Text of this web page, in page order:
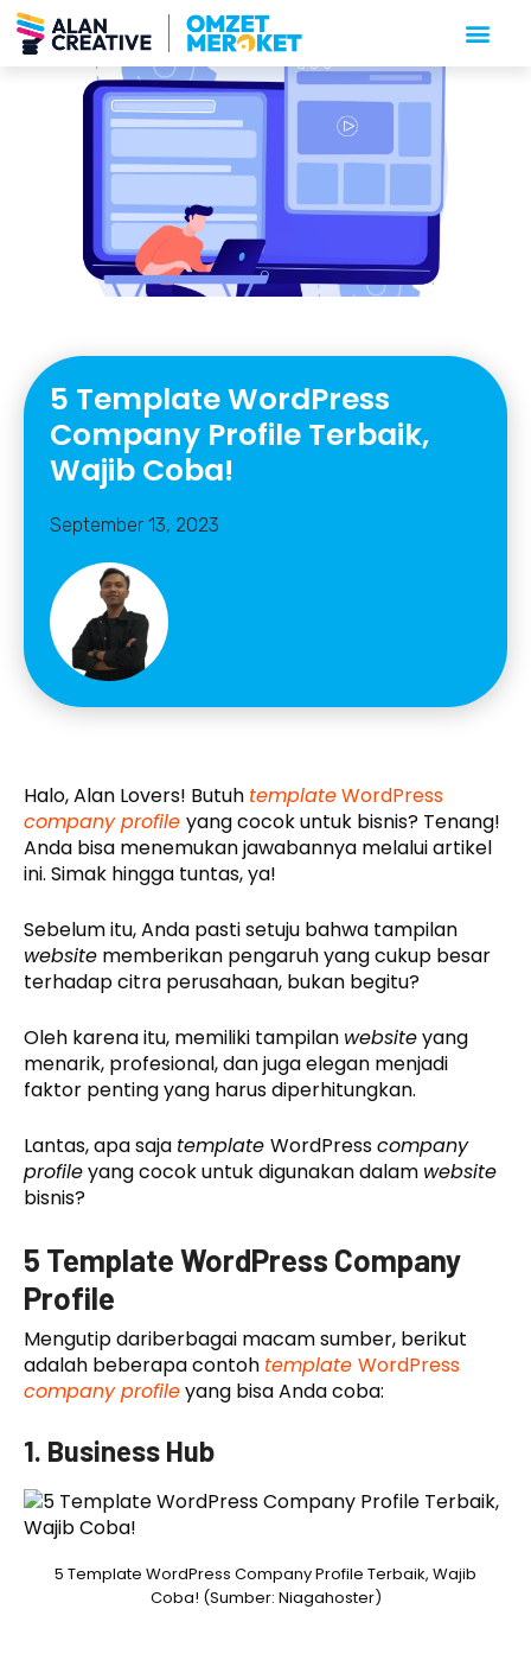
5 Template WordPress
Company Profile Terbaik,
Wajib Coba!
September 13, 2023
Halo, Alan Lovers! Butuh templateWordPress
company profile yang cocok untuk bisnis? Tenang!
Anda bisa menemukan jawabannya melalui artikel
ini. Simak hingga tuntas, ya!
Sebelum itu, Anda pasti setuju bahwa tampilan
website memberikan pengaruh yang cukup besar
terhadap citra perusahaan, bukan begitu?
Oleh karena itu, memiliki tampilan websiteyang
menarik, profesional, dan juga elegan menjadi
faktor penting yang harus diperhitungkan.
Lantas, apa saja template WordPresscompany
profileyang cocok untuk digunakan dalam website
bisnis?
5 Template WordPress Company
Profile
Mengutip dariberbagai macam sumber, berikut
adalah beberapa contoh template WordPress
company profileyang bisa Anda coba:
1. Business Hub
5 Template WordPress Company Profile Terbaik, Wajib
Coba! (Sumber: Niagahoster)